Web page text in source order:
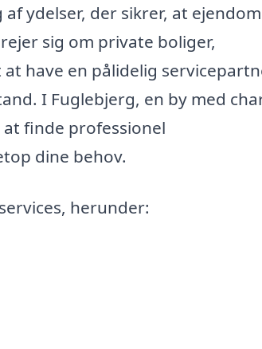
ydelser, der sikrer, at
sig om private boliger,
have en pålidelig
I Fuglebjerg, en by med
finde professionel
dine behov.
herunder: